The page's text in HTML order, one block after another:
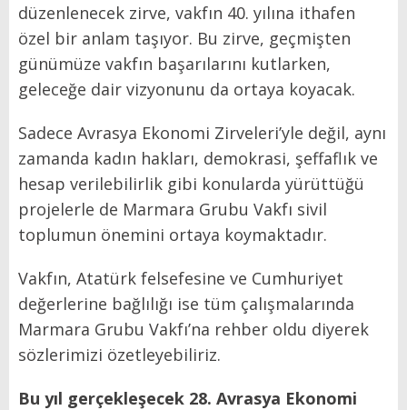
düzenlenecek zirve, vakfın 40. yılına ithafen
özel bir anlam taşıyor. Bu zirve, geçmişten
günümüze vakfın başarılarını kutlarken,
geleceğe dair vizyonunu da ortaya koyacak.
Sadece Avrasya Ekonomi Zirveleri’yle değil, aynı
zamanda kadın hakları, demokrasi, şeffaflık ve
hesap verilebilirlik gibi konularda yürüttüğü
projelerle de Marmara Grubu Vakfı sivil
toplumun önemini ortaya koymaktadır.
Vakfın, Atatürk felsefesine ve Cumhuriyet
değerlerine bağlılığı ise tüm çalışmalarında
Marmara Grubu Vakfı’na rehber oldu diyerek
sözlerimizi özetleyebiliriz.
Bu yıl gerçekleşecek 28. Avrasya Ekonomi